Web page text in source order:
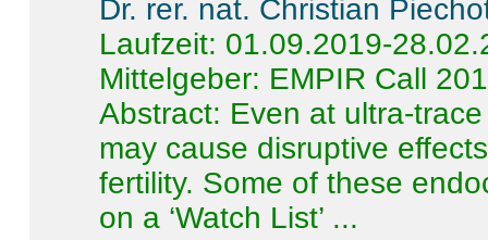
Dr. rer. nat. Christian
Laufzeit: 01.09.2019-
Mittelgeber: EMPIR Call
Abstract: Even at ultra-
may cause disruptive
fertility. Some of these
on a ‘Watch List’ ...